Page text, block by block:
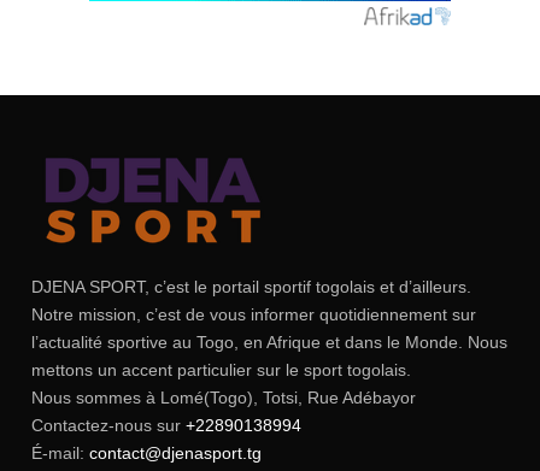
DJENA SPORT, c’est le portail sportif togolais et d’ailleurs.
Notre mission, c’est de vous informer quotidiennement sur
l’actualité sportive au Togo, en Afrique et dans le Monde. Nous
mettons un accent particulier sur le sport togolais.
Nous sommes à Lomé(Togo), Totsi, Rue Adébayor
Contactez-nous sur +22890138994
É-mail: contact@djenasport.tg